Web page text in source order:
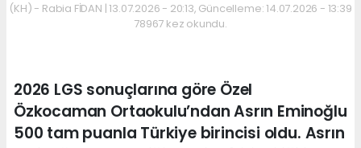
(KH) - Rabia FİDAN | 13.07.2026 - 20:13, Güncelleme: 14.07.2026 - 13:39
78967 kez okundu.
2026 LGS sonuçlarına göre Özel
Özkocaman Ortaokulu’ndan Asrın Eminoğlu
500 tam puanla Türkiye birincisi oldu. Asrın